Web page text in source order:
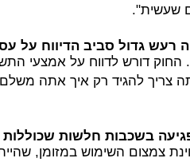
שעשית".
רעש גדול סביב הדיווח על
החוק דורש לדווח על אמצעי
צריך להגיד רק איך אתה
בשכבות חלשות שכוללות
צמצום השימוש במזומן,